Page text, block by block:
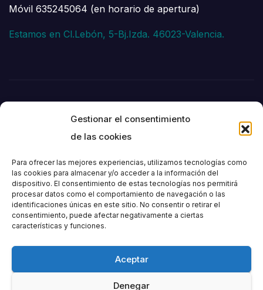
Gestionar el consentimiento
de las cookies
Para ofrecer las mejores experiencias, utilizamos tecnologías como
las cookies para almacenar y/o acceder a la información del
dispositivo. El consentimiento de estas tecnologías nos permitirá
procesar datos como el comportamiento de navegación o las
identificaciones únicas en este sitio. No consentir o retirar el
consentimiento, puede afectar negativamente a ciertas
características y funciones.
Aceptar
Denegar
Móvil 635245064 (en horario de apertura)
Estamos en Cl.Lebón, 5-Bj.Izda. 46023-Valencia.
Societat
Excursionista de
València